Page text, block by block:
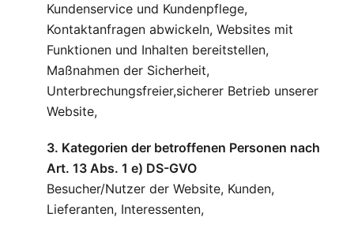
Kundenservice und Kundenpflege,
Kontaktanfragen abwickeln, Websites mit
Funktionen und Inhalten bereitstellen,
Maßnahmen der Sicherheit,
Unterbrechungsfreier,sicherer Betrieb unserer
Website,
3. Kategorien der betroffenen Personen nach
Art. 13 Abs. 1 e) DS-GVO
Besucher/Nutzer der Website, Kunden,
Lieferanten, Interessenten,